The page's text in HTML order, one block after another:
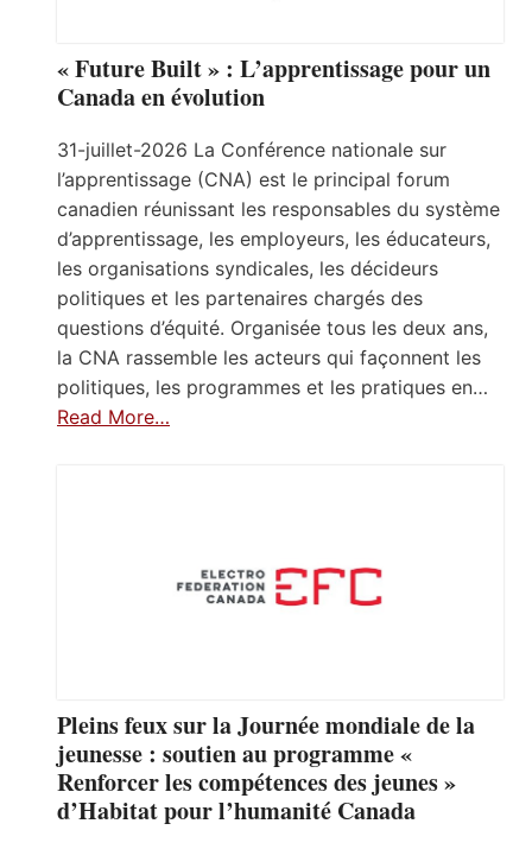
« Future Built » : L’apprentissage pour un
Canada en évolution
31-juillet-2026 La Conférence nationale sur
l’apprentissage (CNA) est le principal forum
canadien réunissant les responsables du système
d’apprentissage, les employeurs, les éducateurs,
les organisations syndicales, les décideurs
politiques et les partenaires chargés des
questions d’équité. Organisée tous les deux ans,
la CNA rassemble les acteurs qui façonnent les
politiques, les programmes et les pratiques en…
Read More…
Pleins feux sur la Journée mondiale de la
jeunesse : soutien au programme «
Renforcer les compétences des jeunes »
d’Habitat pour l’humanité Canada